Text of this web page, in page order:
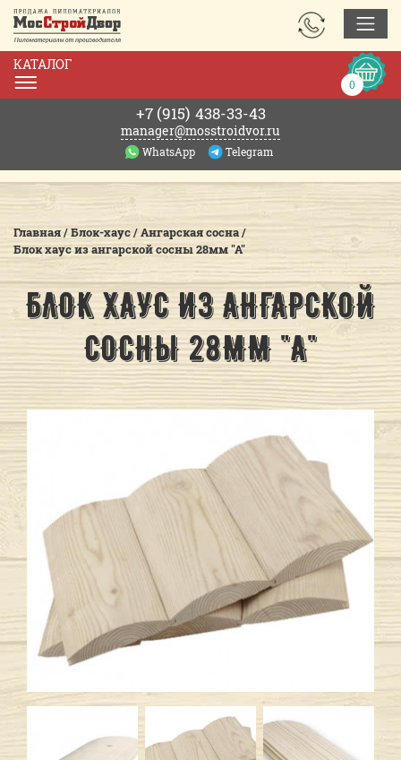
КАТАЛОГ
+7 (915) 438-33-43
manager@mosstroidvor.ru
WhatsApp Telegram
ЗАКАЗАТЬ
ЗВОНОК
0
0р.
Главная/Блок-хаус/Ангарская сосна/
Блок хаус из ангарской сосны 28мм "А"
БЛОК ХАУС ИЗ АНГАРСКОЙ
СОСНЫ 28ММ "А"